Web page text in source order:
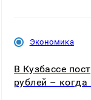
Экономика
В Кузбассе
рублей – когда